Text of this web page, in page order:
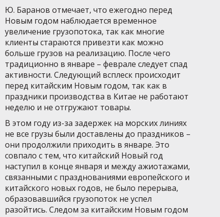
Ю. Баранов отмечает, что ежегодно перед
Новым годом наблюдается временное
увеличение грузопотока, так как многие
клиенты стараются привезти как можно
больше грузов на реализацию. После чего
традиционно в январе – феврале следует спад
активности. Следующий всплеск происходит
перед китайским Новым годом, так как в
праздники производства в Китае не работают
неделю и не отгружают товары.
В этом году из-за задержек на морских линиях
не все грузы были доставлены до праздников –
они продолжили приходить в январе. Это
совпало с тем, что китайский Новый год
наступил в конце января и между ажиотажами,
связанными с празднованиями европейского и
китайского новых годов, не было перерыва,
образовавшийся грузопоток не успел
разойтись. Следом за китайским Новым годом